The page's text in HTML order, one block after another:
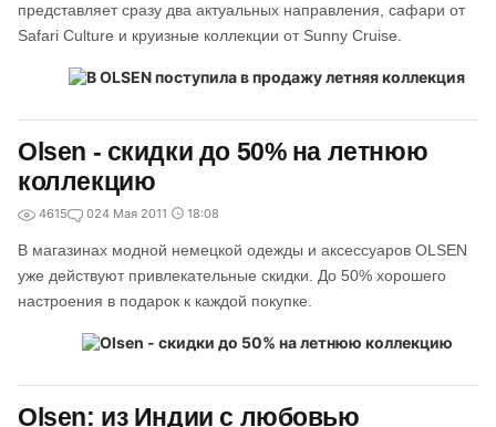
представляет сразу два актуальных направления, сафари от
Safari Culture и круизные коллекции от Sunny Cruise.
Olsen - скидки до 50% на летнюю
коллекцию
4615 024 Мая 2011 18:08
В магазинах модной немецкой одежды и аксессуаров OLSEN
уже действуют привлекательные скидки. До 50% хорошего
настроения в подарок к каждой покупке.
Olsen: из Индии с любовью